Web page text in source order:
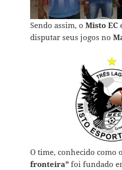
Sendo assim, o Misto EC
disputar seus jogos no
O time, conhecido como o
fronteira”foi fundado